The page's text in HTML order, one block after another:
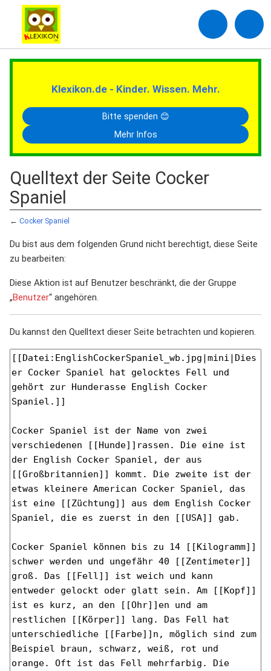
Klexikon.de - Kinder. Wissen. Mehr.
Bitte spenden 😊
Mehr Infos
Quelltext der Seite Cocker
Spaniel
← Cocker Spaniel
Du bist aus dem folgenden Grund nicht berechtigt, diese Seite
zu bearbeiten:
Diese Aktion ist auf Benutzer beschränkt, die der Gruppe
„Benutzer“ angehören.
Du kannst den Quelltext dieser Seite betrachten und kopieren.